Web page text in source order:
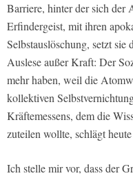
Barriere, hinter der sich der
Erfindergeist, mit ihren
Selbstauslöschung, setzt sie
Auslese außer Kraft: Der
mehr haben, weil die
kollektiven
Kräftemessens, dem die
zuteilen wollte, schlägt
Ich stelle mir vor, dass der